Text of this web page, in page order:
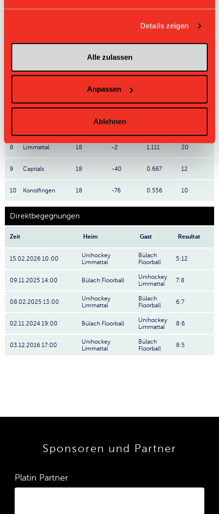
Details zeigen
Alle zulassen
Anpassen
Ablehnen
+9
6 ULA 18 -7 1.389 25
-10
8 Limmattal 18 -2 1.111 20
9 Capitals 18 -40 0.667 12
10 Konolfingen 18 -76 0.556 10
Direktbegegnungen
Zeit Heim Gast Resultat
15.02.2026 10:00
Unihockey
Limmattal
Bülach
Floorball
5:12
09.11.2025 14:00 Bülach Floorball
Unihockey
Limmattal
7:8
08.02.2025 13:00
Unihockey
Limmattal
Bülach
Floorball
6:7
02.11.2024 19:00 Bülach Floorball
Unihockey
Limmattal
8:6
03.12.2016 17:00
Unihockey
Limmattal
Bülach
Floorball
8:5
Sponsoren und Partner
Platin Partner